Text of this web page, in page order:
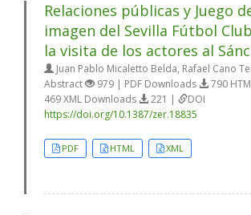
Relaciones públicas y Juego
imagen del Sevilla Fútbol
la visita de los actores al
Juan Pablo Micaletto Belda, Rafael Cano
Abstract
979 | PDF Downloads
790
469 XML Downloads
221 |
DOI
https://doi.org/10.1387/zer.18835
PDF HTML XML